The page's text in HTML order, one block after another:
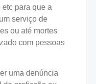
para que a
serviço de
ou até mortes
com pessoas
uma denúncia